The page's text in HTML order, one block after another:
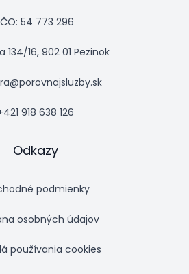
54 773 296
134/16, 902 01 Pezinok
918 638 126
Odkazy
podmienky
osobných údajov
používania cookies